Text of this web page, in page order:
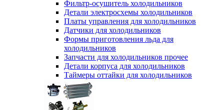
Фильтр-осушитель холодильников
Детали электросхемы холодильников
Платы управления для холодильников
Датчики для холодильников
Формы приготовления льда для
холодильников
Запчасти для холодильников прочее
Детали корпуса для холодильников
Таймеры оттайки для холодильников